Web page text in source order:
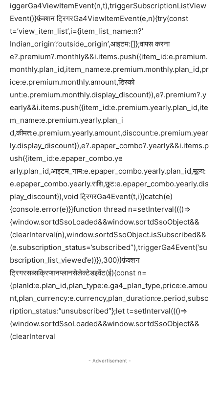
iggerGa4ViewItemEvent(n,t),triggerSubscriptionListView
Event()}फ़ंक्शन ट्रिगरGa4ViewItemEvent(e,n){try{const
t=’view_item_list’,i={item_list_name:n?’
Indian_origin’:’outside_origin’,आइटम:[]};वापस करना
e?.premium?.monthly&&i.items.push({item_id:e.premium.
monthly.plan_id,item_name:e.premium.monthly.plan_id,pr
ice:e.premium.monthly.amount,डिस्को
unt:e.premium.monthly.display_discount}),e?.premium?.y
early&&i.items.push({item_id:e.premium.yearly.plan_id,ite
m_name:e.premium.yearly.plan_i
d,कीमत:e.premium.yearly.amount,discount:e.premium.year
ly.display_discount}),e?.epaper_combo?.yearly&&i.items.p
ush({item_id:e.epaper_combo.ye
arly.plan_id,आइटम_नाम:e.epaper_combo.yearly.plan_id,मूल्य:
e.epaper_combo.yearly.राशि,छूट:e.epaper_combo.yearly.dis
play_discount}),void ट्रिगरGa4Event(t,i)}catch(e)
{console.error(e)}}function thread n=setInterval((()=>
{window.sortdSsoLoaded&&window.sortdSsoObject&&
(clearInterval(n),window.sortdSsoObject.isSubscribed&&
(e.subscription_status=’subscribed”),triggerGa4Event(‘su
bscription_list_viewed’e))}),300)}फ़ंक्शन
ट्रिगरसब्सक्रिप्शनप्लानसेलेक्टेडइवेंट(ई){const n=
{planId:e.plan_id,plan_type:e.ga4_plan_type,price:e.amou
nt,plan_currency:e.currency,plan_duration:e.period,subsc
ription_status:”unsubscribed”};let t=setInterval((()=>
{window.sortdSsoLoaded&&window.sortdSsoObject&&
(clearInterval
- Advertisement -